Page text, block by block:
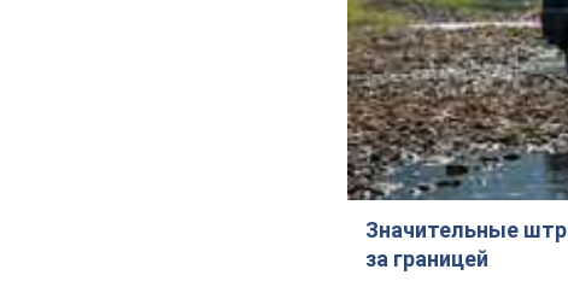
Значительные
за границей